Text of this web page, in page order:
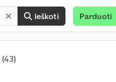
Ieškoti Parduoti
(43)